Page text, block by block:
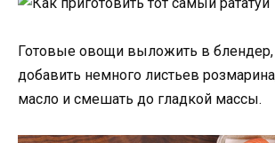
Готовые овощи выложить в блендер,
добавить немного листьев
масло и смешать до гладкой массы.